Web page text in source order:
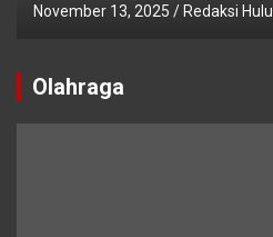
November 13, 2025 Redaksi Hulu
Olahraga